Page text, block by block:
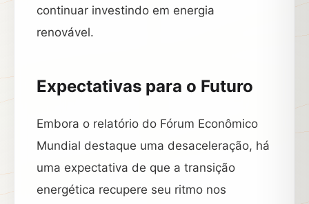
continuar investindo em energia
renovável.
Expectativas para o Futuro
Embora o relatório do Fórum Econômico
Mundial destaque uma desaceleração, há
uma expectativa de que a transição
energética recupere seu ritmo nos